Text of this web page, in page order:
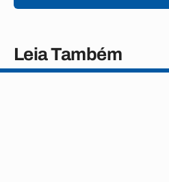
Leia Também